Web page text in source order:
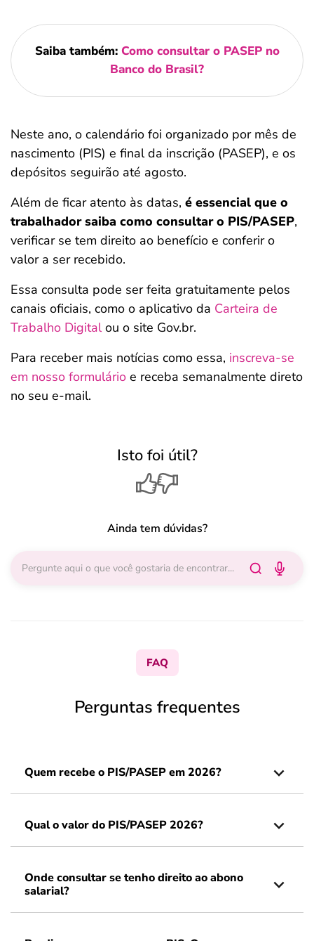
Saiba também: Como consultar o PASEP no
Banco do Brasil?
Neste ano, o calendário foi organizado por mês de
nascimento (PIS) e final da inscrição (PASEP), e os
depósitos seguirão até agosto.
Além de ficar atento às datas, é essencial que o
trabalhador saiba como consultar o PIS/PASEP,
verificar se tem direito ao benefício e conferir o
valor a ser recebido.
Essa consulta pode ser feita gratuitamente pelos
canais oficiais, como o aplicativo da Carteira de
Trabalho Digitalou o site Gov.br.
Para receber mais notícias como essa, inscreva-se
em nosso formulário e receba semanalmente direto
no seu e-mail.
Isto foi útil?
Ainda tem dúvidas?
FAQ
Perguntas frequentes
Quem recebe o PIS/PASEP em 2026?
Qual o valor do PIS/PASEP 2026?
Onde consultar se tenho direito ao abono
salarial?